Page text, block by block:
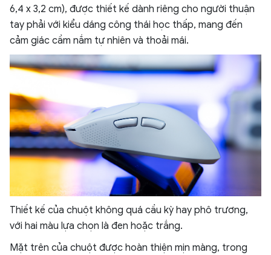
6,4 x 3,2 cm), được thiết kế dành riêng cho người thuận
tay phải với kiểu dáng công thái học thấp, mang đến
cảm giác cầm nắm tự nhiên và thoải mái.
Thiết kế của chuột không quá cầu kỳ hay phô trương,
với hai màu lựa chọn là đen hoặc trắng.
Mặt trên của chuột được hoàn thiện mịn màng, trong